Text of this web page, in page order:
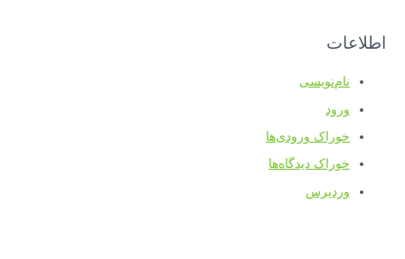
اطلاعات
نام‌نویسی
ورود
خوراک ورودی‌ها
خوراک دیدگاه‌ها
وردپرس